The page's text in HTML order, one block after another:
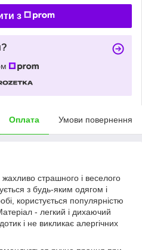
з
Оплата Умови повернення
страшного і веселого
з будь-яким одягом і
користується популярністю
- легкий і дихаючий
і не викликає алергічних